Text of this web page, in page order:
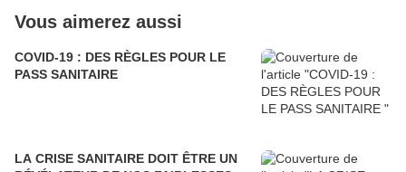
Vous aimerez aussi
COVID-19 : DES RÈGLES POUR LE
PASS SANITAIRE
LA CRISE SANITAIRE DOIT ÊTRE UN